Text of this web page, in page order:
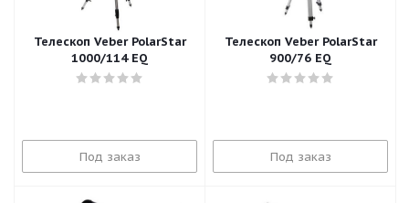
Телескоп Veber PolarStar
1000/114 EQ
Под заказ
Телескоп Veber PolarStar
900/76 EQ
Под заказ